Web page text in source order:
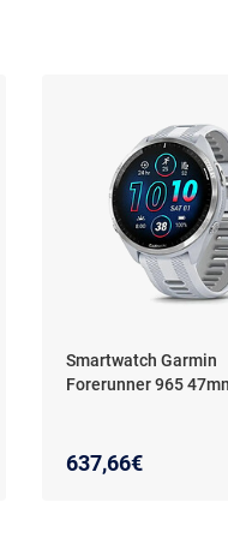
Smartwatch Garmin
Forerunner 965
637,66€